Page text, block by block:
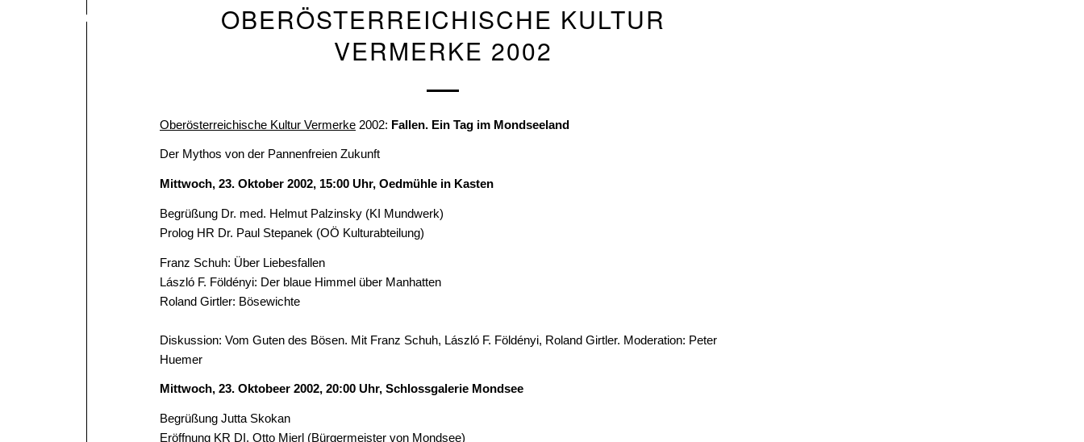
OBERÖSTERREICHISCHE KULTUR
VERMERKE 2002
Oberösterreichische Kultur Vermerke 2002: Fallen. Ein Tag im Mondseeland
Der Mythos von der Pannenfreien Zukunft
Mittwoch, 23. Oktober 2002, 15:00 Uhr, Oedmühle in Kasten
Begrüßung Dr. med. Helmut Palzinsky (KI Mundwerk)
Prolog HR Dr. Paul Stepanek (OÖ Kulturabteilung)
Franz Schuh: Über Liebesfallen
László F. Földényi: Der blaue Himmel über Manhatten
Roland Girtler: Bösewichte
Diskussion: Vom Guten des Bösen. Mit Franz Schuh, László F. Földényi, Roland Girtler. Moderation: Peter
Huemer
Mittwoch, 23. Oktobeer 2002, 20:00 Uhr, Schlossgalerie Mondsee
Begrüßung Jutta Skokan
Eröffnung KR DI. Otto Mierl (Bürgermeister von Mondsee)